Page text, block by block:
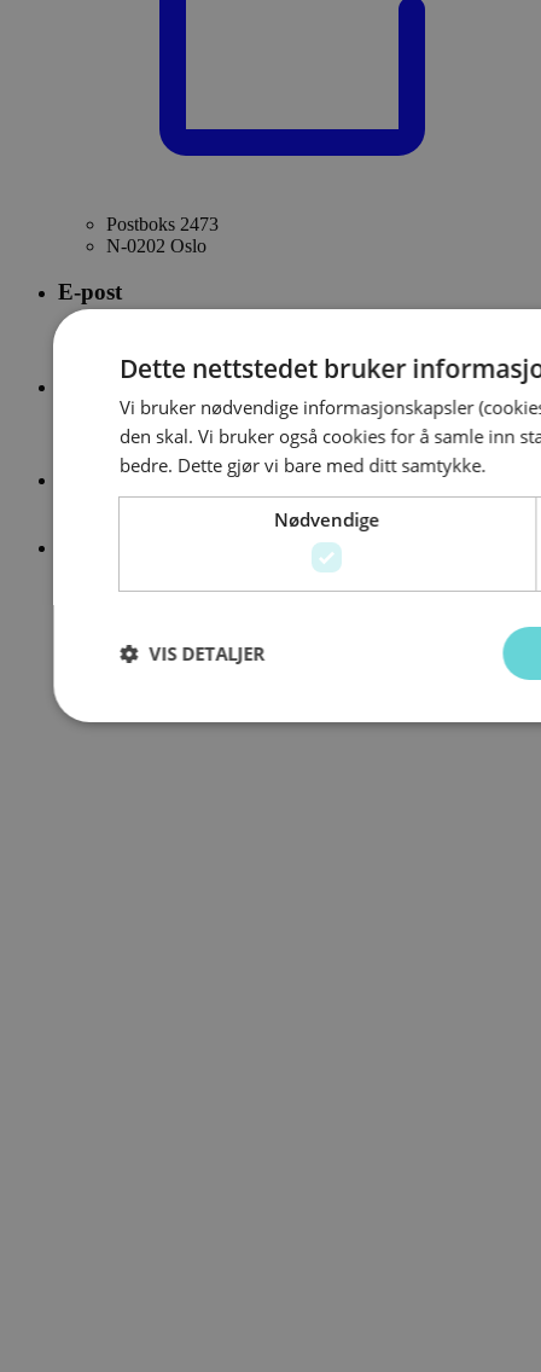
Postboks 2473
N-0202 Oslo
E-post
Sentralbord
23 28 42 00
Org.nr.
Dette nettstedet bruker
Vi bruker nødvendige informasjonskapsler
den skal. Vi bruker også cookies for å samle inn
bedre. Dette gjør vi bare med ditt samtykke.
Nødvendige
VIS DETALJER